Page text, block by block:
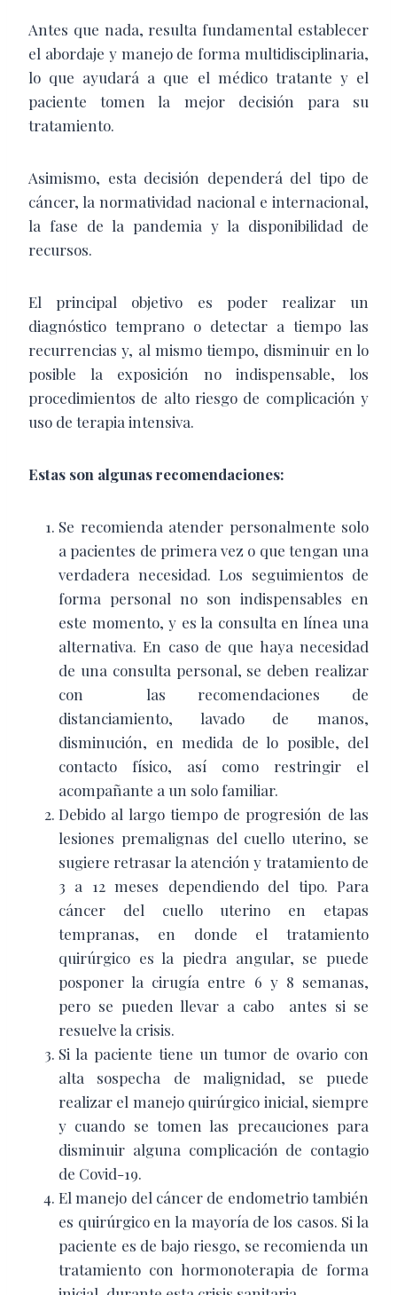
Antes que nada, resulta fundamental establecer
el abordaje y manejo de forma multidisciplinaria,
lo que ayudará a que el médico tratante y el
paciente tomen la mejor decisión para su
tratamiento.
Asimismo, esta decisión dependerá del tipo de
cáncer, la normatividad nacional e internacional,
la fase de la pandemia y la disponibilidad de
recursos.
El principal objetivo es poder realizar un
diagnóstico temprano o detectar a tiempo las
recurrencias y, al mismo tiempo, disminuir en lo
posible la exposición no indispensable, los
procedimientos de alto riesgo de complicación y
uso de terapia intensiva.
Estas son algunas recomendaciones:
Se recomienda atender personalmente solo
a pacientes de primera vez o que tengan una
verdadera necesidad. Los seguimientos de
forma personal no son indispensables en
este momento, y es la consulta en línea una
alternativa. En caso de que haya necesidad
de una consulta personal, se deben realizar
con las recomendaciones de
distanciamiento, lavado de manos,
disminución, en medida de lo posible, del
contacto físico, así como restringir el
acompañante a un solo familiar.
Debido al largo tiempo de progresión de las
lesiones premalignas del cuello uterino, se
sugiere retrasar la atención y tratamiento de
3 a 12 meses dependiendo del tipo. Para
cáncer del cuello uterino en etapas
tempranas, en donde el tratamiento
quirúrgico es la piedra angular, se puede
posponer la cirugía entre 6 y 8 semanas,
pero se pueden llevar a cabo antes si se
resuelve la crisis.
Si la paciente tiene un tumor de ovario con
alta sospecha de malignidad, se puede
realizar el manejo quirúrgico inicial, siempre
y cuando se tomen las precauciones para
disminuir alguna complicación de contagio
de Covid-19.
El manejo del cáncer de endometrio también
es quirúrgico en la mayoría de los casos. Si la
paciente es de bajo riesgo, se recomienda un
tratamiento con hormonoterapia de forma